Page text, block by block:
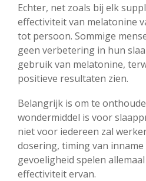
Echter, net zoals bij elk
effectiviteit van melatonine
tot persoon. Sommige
geen verbetering in hun
gebruik van melatonine,
positieve resultaten zien.
Belangrijk is om te
wondermiddel is voor
niet voor iedereen zal
dosering, timing van inname
gevoeligheid spelen
effectiviteit ervan.